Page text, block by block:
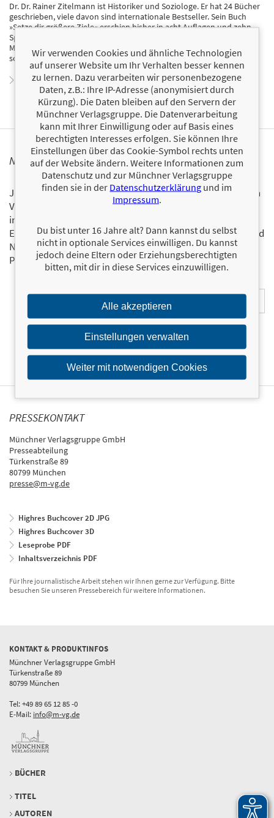
Dr. Dr. Rainer Zitelmann ist Historiker und Soziologe. Er hat 24 Bücher
geschrieben, viele davon sind internationale Bestseller. Sein Buch
»Setze dir größere Ziele«erschien bisher in acht Auflagen und zehn
Sprachen. Bekannt wurde er durch zahlreiche Fernsehauftritte,
Medienberichte und seine Vorträge in Europa, Asien und den USA. Er
schreibt fürForbes.com regelmäßig eine Kolumne.
Zum Profil von Rainer Zitelmann
NEWSLETTER FINANZBUCH VERLAG
Ja, ich will mit dem kostenlosen Newsletter des FinanzBuch
Verlags über die aktuellen Trends im Finanzbereich
informiert bleiben.
Einmal pro Monat landen die aktuellsten Entwicklungen und
Neuerscheinungen via Newsletter direkt in Ihrem E-Mail-
Postfach.Bestellen Sie jetzt den FBV-Newsletter!
PRESSEKONTAKT
Münchner Verlagsgruppe GmbH
Presseabteilung
Türkenstraße 89
80799 München
presse@m-vg.de
Highres Buchcover 2D JPG
Highres Buchcover 3D
Leseprobe PDF
Inhaltsverzeichnis PDF
Für Ihre journalistische Arbeit stehen wir Ihnen gerne zur Verfügung. Bitte
besuchen Sie unseren Pressebereich für weitere Informationen.
KONTAKT & PRODUKTINFOS
Münchner Verlagsgruppe GmbH
Türkenstraße 89
80799 München
Tel: +49 89 65 12 85 -0
E-Mail: info@m-vg.de
BÜCHER
TITEL
AUTOREN
Wir verwenden Cookies und ähnliche Technologien
auf unserer Website um Ihr Verhalten besser kennen
zu lernen. Dazu verarbeiten wir personenbezogene
Daten, z.B.: Ihre IP-Adresse (anonymisiert durch
Kürzung). Die Daten bleiben auf den Servern der
Münchner Verlagsgruppe. Die Datenverarbeitung
kann mit Ihrer Einwilligung oder auf Basis eines
berechtigten Interesses erfolgen. Sie können Ihre
Einstellungen über das Cookie-Symbol rechts unten
auf der Website ändern. Weitere Informationen zum
Datenschutz und zur Münchner Verlagsgruppe
finden sie in der Datenschutzerklärung und im
Impressum.
Du bist unter 16 Jahre alt? Dann kannst du selbst
nicht in optionale Services einwilligen. Du kannst
jedoch deine Eltern oder Erziehungsberechtigten
bitten, mit dir in diese Services einzuwilligen.
Alle akzeptieren
Einstellungen verwalten
Weiter mit notwendigen Cookies